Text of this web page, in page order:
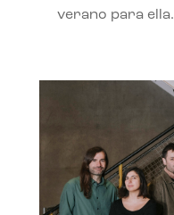
verano para ella.